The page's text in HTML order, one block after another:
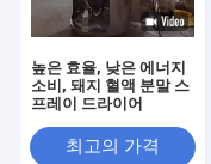
높은 효율, 낮은 에너지
소비, 돼지 혈액 분말 스
프레이 드라이어
최고의 가격